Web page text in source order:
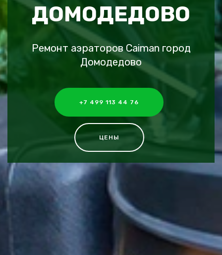
ДОМОДЕДОВО
Ремонт аэраторов Caiman город
Домодедово
+7 499 113 44 76
ЦЕНЫ